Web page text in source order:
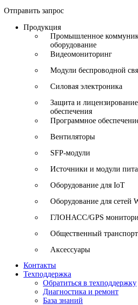
Отправить запрос
Продукция
Промышленное
оборудование
Видеомониторинг
Модули беспроводной
Силовая электроника
Защита и
обеспечения
Программное
Вентиляторы
SFP-модули
Источники и модули
Оборудование для IoT
Оборудование для сетей
ГЛОНАСС/GPS
Общественный транспорт
Аксессуары
Контакты
Техподдержка
Обратиться в техподдержку
Диагностика и ремонт
База знаний